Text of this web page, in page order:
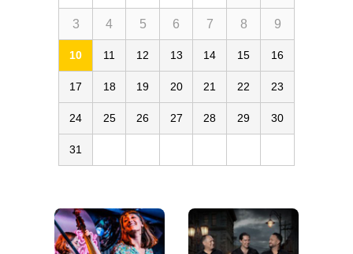
3 4 5 6 7 8 9
10 11 12 13 14 15 16
17 18 19 20 21 22 23
24 25 26 27 28 29 30
31